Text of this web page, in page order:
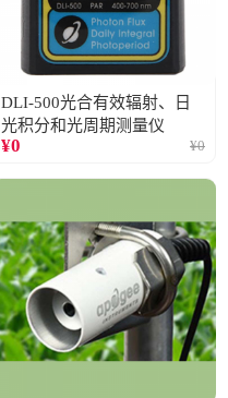
DLI-500光合有效辐射、日
光积分和光周期测量仪
¥0 ¥0